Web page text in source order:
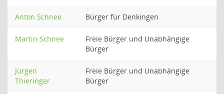
Anton Schnee Bürger für Denkingen
Martin Schnee
Freie Bürger und Unabhängige
Bürger
Jürgen
Thieringer
Freie Bürger und Unabhängige
Bürger